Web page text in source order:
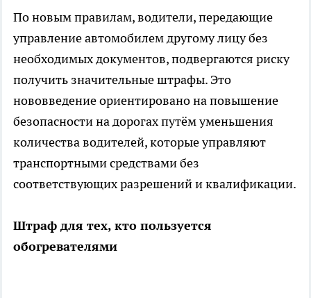
По новым правилам, водители, передающие
управление автомобилем другому лицу без
необходимых документов, подвергаются риску
получить значительные штрафы. Это
нововведение ориентировано на повышение
безопасности на дорогах путём уменьшения
количества водителей, которые управляют
транспортными средствами без
соответствующих разрешений и квалификации.
Штраф для тех, кто пользуется
обогревателями